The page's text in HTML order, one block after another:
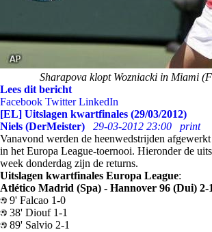
Sharapova klopt Wozniacki in Miami
Lees dit bericht
Facebook Twitter LinkedIn
[EL] Uitslagen kwartfinales (29/03/2012)
Niels (DerMeister)
29-03-2012 23:00
print
Vanavond werden de heenwedstrijden
in het Europa League-toernooi. Hieronder de
week donderdag zijn de returns.
Uitslagen kwartfinales Europa League:
Atlético Madrid (Spa) - Hannover 96 (Dui) 2-1
9' Falcao 1-0
38' Diouf 1-1
89' Salvio 2-1